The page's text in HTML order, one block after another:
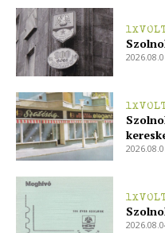
Hasznos
bSZ fiók
Kapcsolat
Adatkezelési